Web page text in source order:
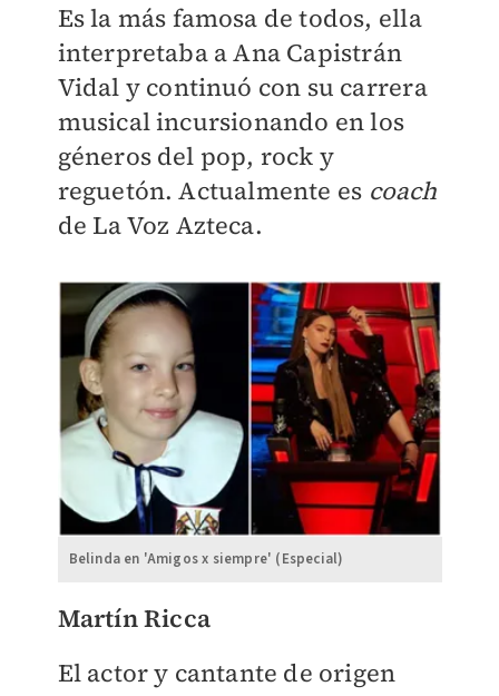
Es la más famosa de todos, ella
interpretaba a Ana Capistrán
Vidal y continuó con su carrera
musical incursionando en los
géneros del pop, rock y
reguetón. Actualmente es coach
de La Voz Azteca.
Belinda en 'Amigos x siempre' (Especial)
Martín Ricca
El actor y cantante de origen